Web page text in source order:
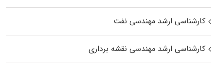
کارشناسی ارشد مهندسی نفت
کارشناسی ارشد مهندسی نقشه برداری